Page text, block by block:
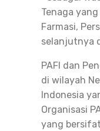
Tenaga
Farmasi,
selanjutnya
PAFI dan
di wilayah
Indonesia
Organisasi
yang